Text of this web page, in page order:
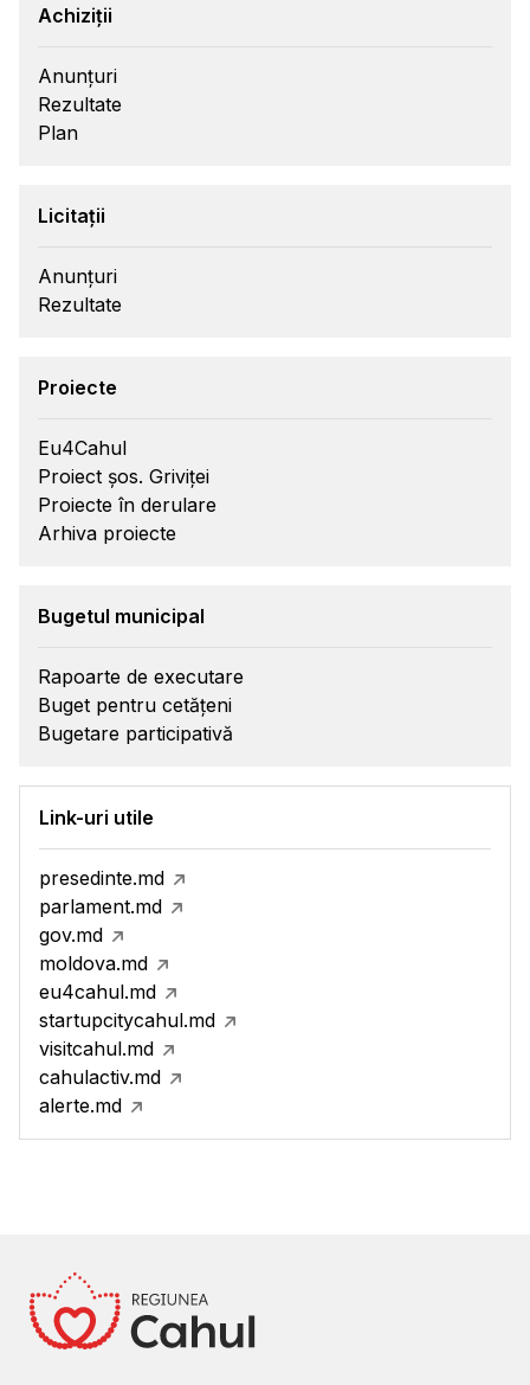
Achiziții
Anunțuri
Rezultate
Plan
Licitații
Anunțuri
Rezultate
Proiecte
Eu4Cahul
Proiect șos. Griviței
Proiecte în derulare
Arhiva proiecte
Bugetul municipal
Rapoarte de executare
Buget pentru cetățeni
Bugetare participativă
Link-uri utile
presedinte.md
parlament.md
gov.md
moldova.md
eu4cahul.md
startupcitycahul.md
visitcahul.md
cahulactiv.md
alerte.md